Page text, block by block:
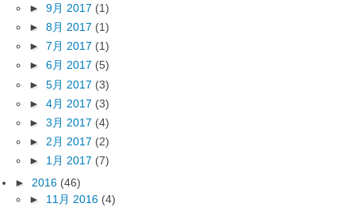
► 9月 2017 (1)
► 8月 2017 (1)
► 7月 2017 (1)
► 6月 2017 (5)
► 5月 2017 (3)
► 4月 2017 (3)
► 3月 2017 (4)
► 2月 2017 (2)
► 1月 2017 (7)
► 2016 (46)
► 11月 2016 (4)